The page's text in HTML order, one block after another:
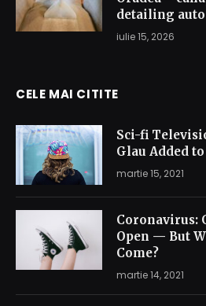
detailing auto
iulie 15, 2026
CELE MAI CITITE
Sci-fi
Glau Added
martie 15, 2021
Coronavirus:
Open — But
Come?
martie 14, 2021